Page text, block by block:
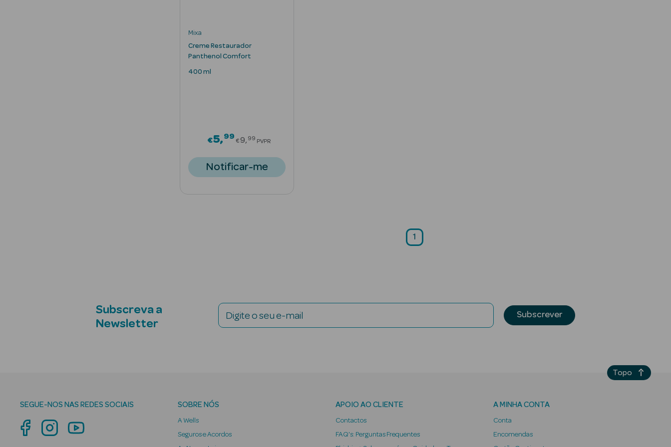
Mixa
Creme Restaurador
Panthenol Comfort
400 ml
€5 99Price reduced from
€9 99 PVPR
Notificar-me
1
Subscreva a
Newsletter
Digite o seu e-mail Subscrever
SEGUE-NOS NAS REDES SOCIAIS SOBRE NÓS
A Wells
Seguros e Acordos
APOIO AO CLIENTE
Contactos
FAQ's: Perguntas Frequentes
A MINHA CONTA
Conta
Encomendas
Topo